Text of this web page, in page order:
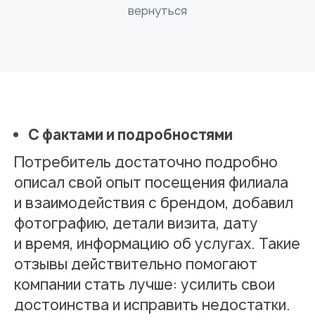
вернуться
С фактами и подробностями
Потребитель достаточно подробно
описал свой опыт посещения филиала
и взаимодействия с брендом, добавил
фотографию, детали визита, дату
и время, информацию об услугах. Такие
отзывы действительно помогают
компании стать лучше: усилить свои
достоинства и исправить недостатки.